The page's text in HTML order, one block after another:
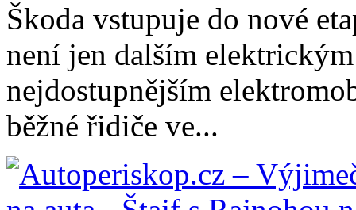
Škoda vstupuje do nové
není jen dalším
nejdostupnějším
běžné řidiče ve...